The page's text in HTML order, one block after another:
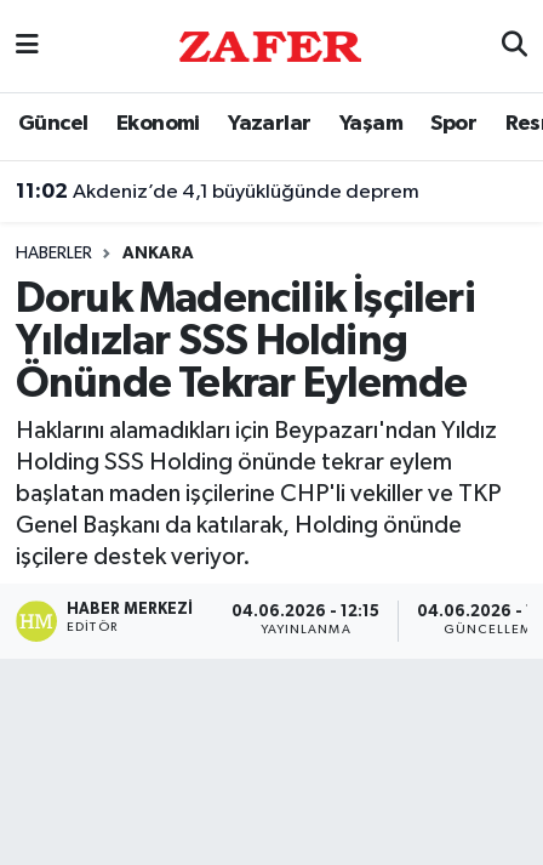
Güncel Ekonomi Yazarlar Yaşam Spor
11:02 Akdeniz’de 4,1 büyüklüğünde deprem
10:23 Menderes Belediyesi soruşturmasında 16 şüpheli adliyeye sevk edildi
HABERLER ANKARA
Doruk Madencilik İşçileri
Yıldızlar SSS Holding
Önünde Tekrar Eylemde
Haklarını alamadıkları için Beypazarı'ndan Yıldız
Holding SSS Holding önünde tekrar eylem
başlatan maden işçilerine CHP'li vekiller ve TKP
Genel Başkanı da katılarak, Holding önünde
işçilere destek veriyor.
HABER MERKEZI
EDITÖR
04.06.2026 - 12:15
YAYINLANMA
04.06.2026 -
GÜNCELLEME
Nöbetçi Eczaneler
Trafik Durumu
Süper Lig Puan Durumu ve Fikstür
Tüm Manşetler
Son Dakika Haberleri
Haber Arşivi